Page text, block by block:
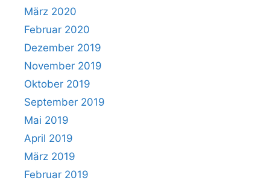
März 2020
Februar 2020
Dezember 2019
November 2019
Oktober 2019
September 2019
Mai 2019
April 2019
März 2019
Februar 2019